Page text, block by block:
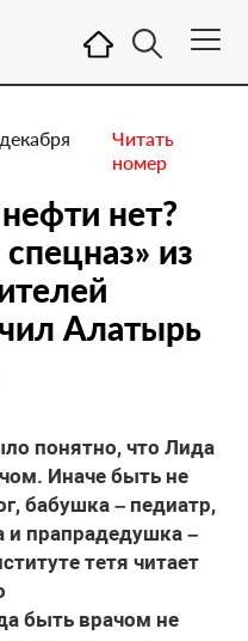
Читать
номер
нет?
из
Алатырь
понятно, что Лида
Иначе быть не
бабушка – педиатр,
и прапрадедушка –
тетя читает
быть врачом не